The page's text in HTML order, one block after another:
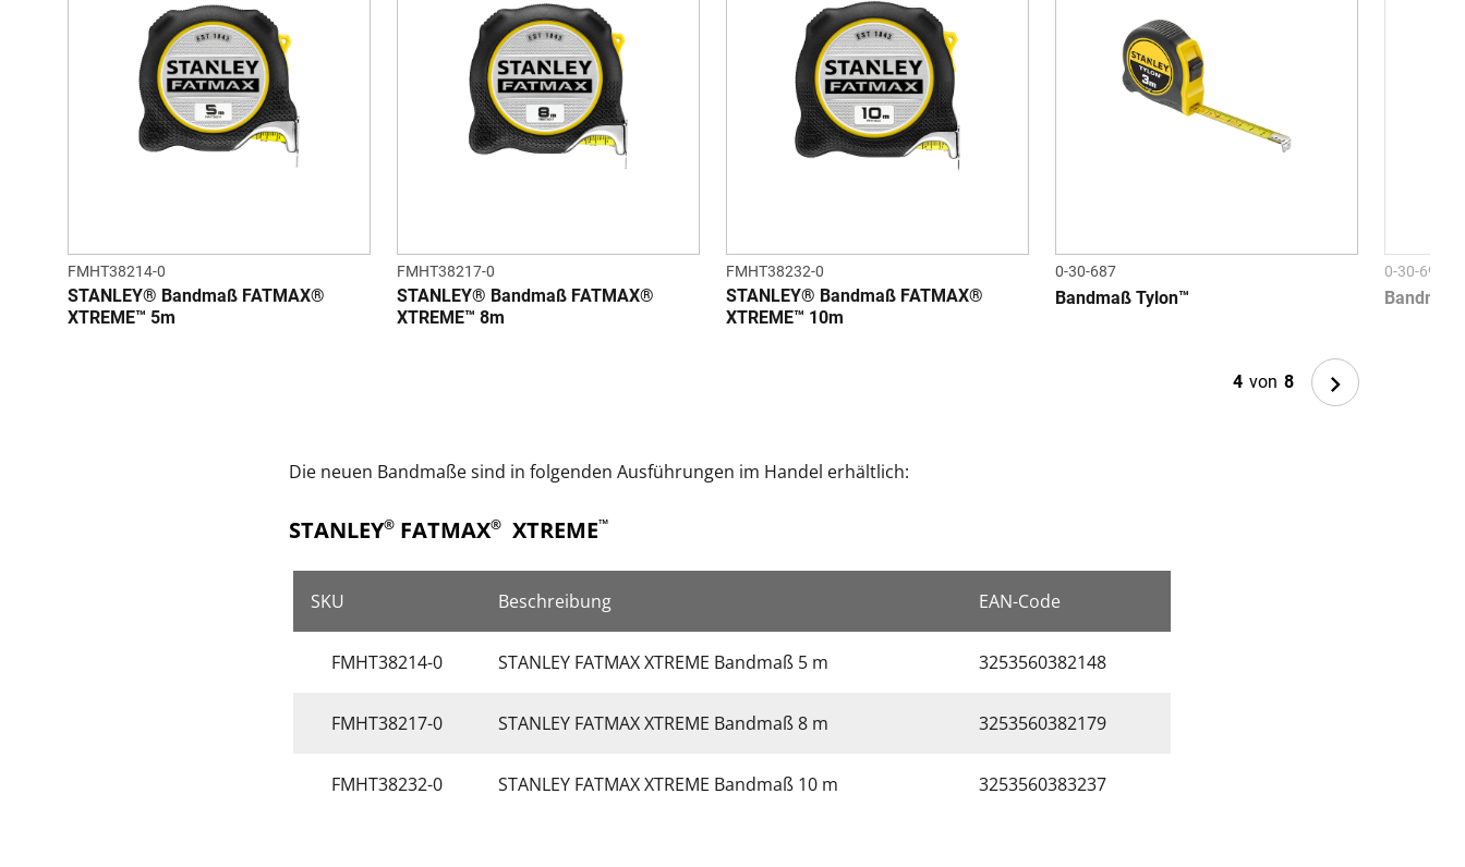
FMHT38214-0
STANLEY® Bandmaß FATMAX®
XTREME™ 5m
FMHT38217-0
STANLEY® Bandmaß FATMAX®
XTREME™ 8m
FMHT38232-0
STANLEY® Bandmaß FATMAX®
XTREME™ 10m
0-30-687
Bandmaß Tylon™
0-30-697
4 von 8
Next
Die neuen Bandmaße sind in folgenden Ausführungen im Handel erhältlich:
STANLEY® FATMAX® XTREME™
SKU Beschreibung EAN-Code
FMHT38214-0 STANLEY FATMAX XTREME Bandmaß 5 m 3253560382148
FMHT38217-0 STANLEY FATMAX XTREME Bandmaß 8 m 3253560382179
FMHT38232-0 STANLEY FATMAX XTREME Bandmaß 10 m 3253560383237